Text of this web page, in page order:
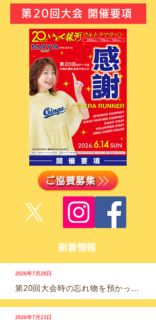
第20回大会 開催要項
ご協賛募集
新着情報
2026年7月28日
第20回大会時の忘れ物を預かっています
2026年7月23日